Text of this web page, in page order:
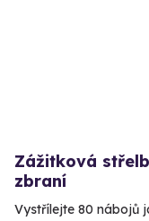
Zážitková
zbraní
Vystřílejte 80 nábojů